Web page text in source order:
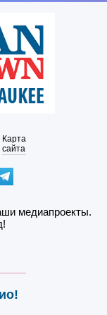
Карта
сайта
медиапроекты.